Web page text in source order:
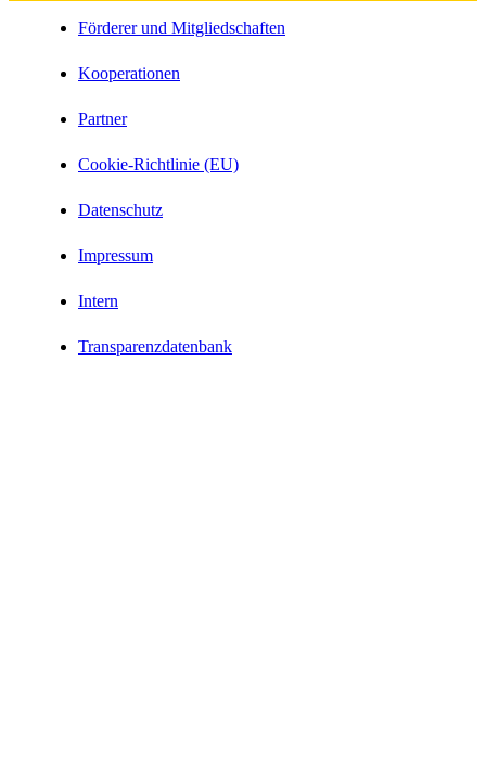
Förderer und Mitgliedschaften
Kooperationen
Partner
Cookie-Richtlinie (EU)
Datenschutz
Impressum
Intern
Transparenzdatenbank